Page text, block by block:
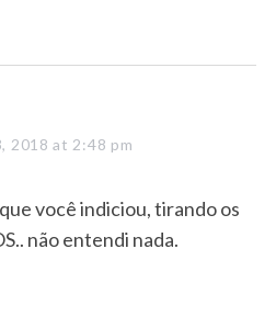
2018 at 2:48 pm
você indiciou, tirando os
não entendi nada.